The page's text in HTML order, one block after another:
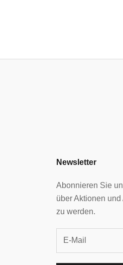
Newsletter
Abonnieren Sie
über Aktionen
zu werden.